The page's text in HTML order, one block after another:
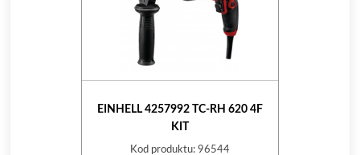
EINHELL 4257992 TC-RH 620 4F
KIT
Kod produktu: 96544